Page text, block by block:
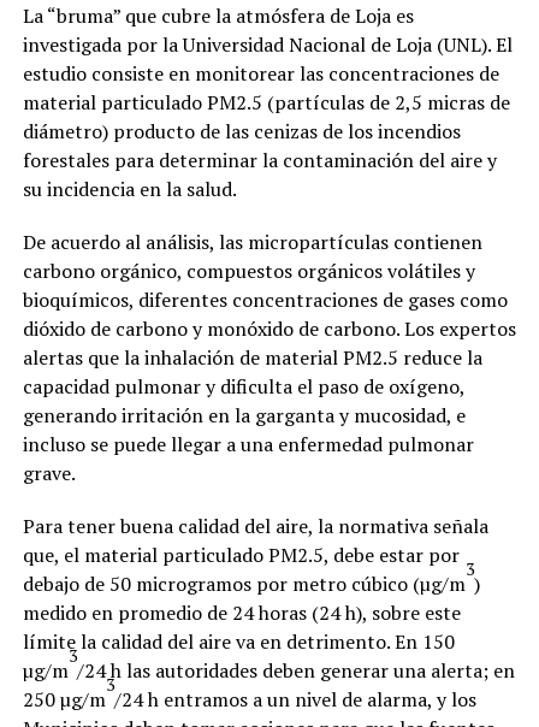
La “bruma” que cubre la atmósfera de Loja es
investigada por la Universidad Nacional de Loja (UNL). El
estudio consiste en monitorear las concentraciones de
material particulado PM2.5 (partículas de 2,5 micras de
diámetro) producto de las cenizas de los incendios
forestales para determinar la contaminación del aire y
su incidencia en la salud.
De acuerdo al análisis, las micropartículas contienen
carbono orgánico, compuestos orgánicos volátiles y
bioquímicos, diferentes concentraciones de gases como
dióxido de carbono y monóxido de carbono. Los expertos
alertas que la inhalación de material PM2.5 reduce la
capacidad pulmonar y dificulta el paso de oxígeno,
generando irritación en la garganta y mucosidad, e
incluso se puede llegar a una enfermedad pulmonar
grave.
Para tener buena calidad del aire, la normativa señala
que, el material particulado PM2.5, debe estar por
debajo de 50 microgramos por metro cúbico (µg/m
3
)
medido en promedio de 24 horas (24 h), sobre este
límite la calidad del aire va en detrimento. En 150
µg/m
3
/24 h las autoridades deben generar una alerta; en
250 µg/m
3
/24 h entramos a un nivel de alarma, y los